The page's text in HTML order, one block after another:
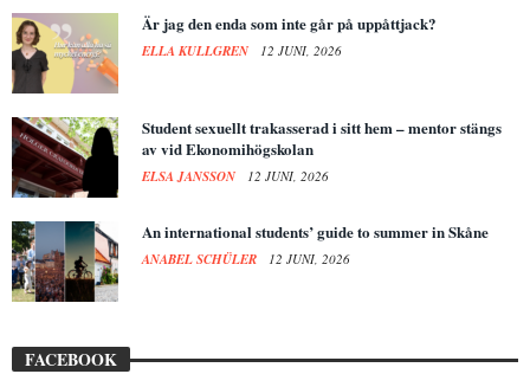
Är jag den enda som inte går på uppåttjack?
ELLA KULLGREN 12 JUNI, 2026
Student sexuellt trakasserad i sitt hem – mentor stängs
av vid Ekonomihögskolan
ELSA JANSSON 12 JUNI, 2026
An international students’ guide to summer in Skåne
ANABEL SCHÜLER 12 JUNI, 2026
FACEBOOK